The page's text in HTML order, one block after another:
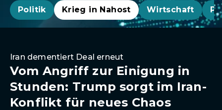
Politik Krieg in Nahost Wirtschaft
Iran dementiert Deal erneut
Vom Angriff zur Einigung in
Stunden: Trump sorgt im Iran-
Konflikt für neues Chaos